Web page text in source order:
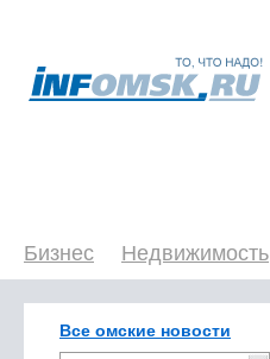
Бизнес Недвижимость
Все омские новости